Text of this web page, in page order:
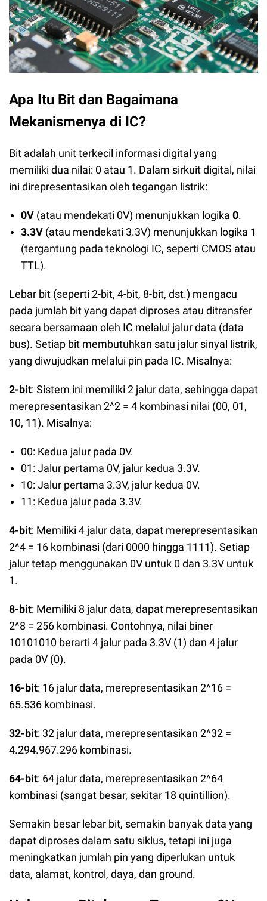
Apa Itu Bit dan Bagaimana
Mekanismenya di IC?
Bit adalah unit terkecil informasi digital yang
memiliki dua nilai: 0 atau 1. Dalam sirkuit digital, nilai
ini direpresentasikan oleh tegangan listrik:
0V (atau mendekati 0V) menunjukkan logika 0.
3.3V (atau mendekati 3.3V) menunjukkan logika 1
(tergantung pada teknologi IC, seperti CMOS atau
TTL).
Lebar bit (seperti 2-bit, 4-bit, 8-bit, dst.) mengacu
pada jumlah bit yang dapat diproses atau ditransfer
secara bersamaan oleh IC melalui jalur data (data
bus). Setiap bit membutuhkan satu jalur sinyal listrik,
yang diwujudkan melalui pin pada IC. Misalnya:
2-bit: Sistem ini memiliki 2 jalur data, sehingga dapat
merepresentasikan 2^2 = 4 kombinasi nilai (00, 01,
10, 11). Misalnya:
00: Kedua jalur pada 0V.
01: Jalur pertama 0V, jalur kedua 3.3V.
10: Jalur pertama 3.3V, jalur kedua 0V.
11: Kedua jalur pada 3.3V.
4-bit: Memiliki 4 jalur data, dapat merepresentasikan
2^4 = 16 kombinasi (dari 0000 hingga 1111). Setiap
jalur tetap menggunakan 0V untuk 0 dan 3.3V untuk
1.
8-bit: Memiliki 8 jalur data, dapat merepresentasikan
2^8 = 256 kombinasi. Contohnya, nilai biner
10101010 berarti 4 jalur pada 3.3V (1) dan 4 jalur
pada 0V (0).
16-bit: 16 jalur data, merepresentasikan 2^16 =
65.536 kombinasi.
32-bit: 32 jalur data, merepresentasikan 2^32 =
4.294.967.296 kombinasi.
64-bit: 64 jalur data, merepresentasikan 2^64
kombinasi (sangat besar, sekitar 18 quintillion).
Semakin besar lebar bit, semakin banyak data yang
dapat diproses dalam satu siklus, tetapi ini juga
meningkatkan jumlah pin yang diperlukan untuk
data, alamat, kontrol, daya, dan ground.